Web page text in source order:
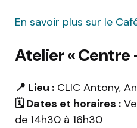
En savoir plus sur le
Atelier « Centre
📍 Lieu : CLIC Antony,
🗓️ Dates et horaires :
de 14h30 à 16h30